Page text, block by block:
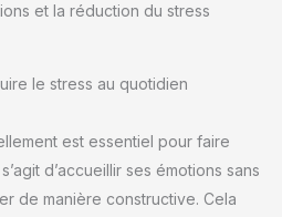
qui font une réelle différence.
et la réduction du stress
le stress au quotidien
est essentiel pour faire
d’accueillir ses émotions sans
de manière constructive. Cela